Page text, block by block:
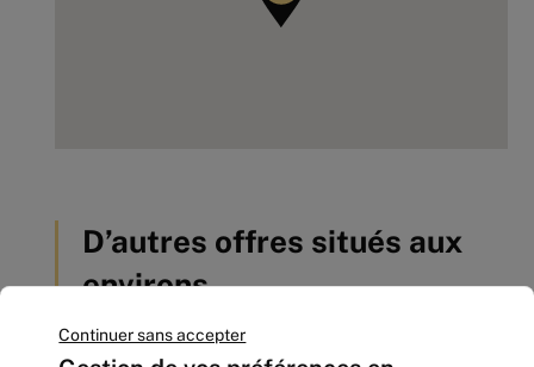
D’autres offres situés aux
environs
Continuer sans accepter